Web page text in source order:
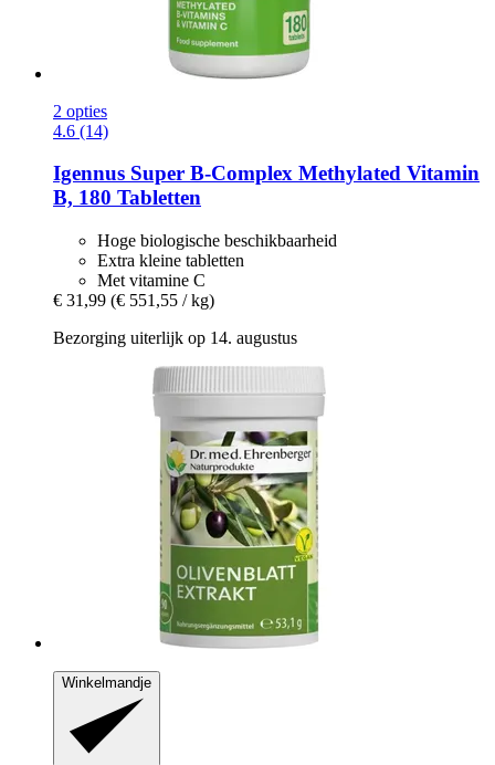
2 opties
4.6 (14)
Igennus Super B-​Complex Methylated Vitamin
B, 180 Tabletten
Hoge biologische beschikbaarheid
Extra kleine tabletten
Met vitamine C
€ 31,99 (€ 551,55 / kg)
Bezorging uiterlijk op 14. augustus
Winkelmandje